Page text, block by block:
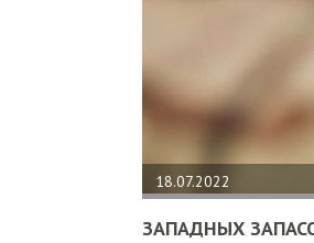
18.07.2022
ЗАПАДНЫХ